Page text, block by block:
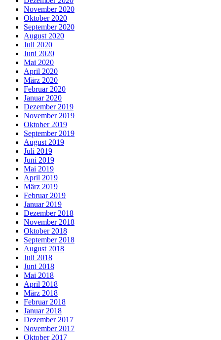
November 2020
Oktober 2020
September 2020
August 2020
Juli 2020
Juni 2020
Mai 2020
April 2020
März 2020
Februar 2020
Januar 2020
Dezember 2019
November 2019
Oktober 2019
September 2019
August 2019
Juli 2019
Juni 2019
Mai 2019
April 2019
März 2019
Februar 2019
Januar 2019
Dezember 2018
November 2018
Oktober 2018
September 2018
August 2018
Juli 2018
Juni 2018
Mai 2018
April 2018
März 2018
Februar 2018
Januar 2018
Dezember 2017
November 2017
Oktober 2017